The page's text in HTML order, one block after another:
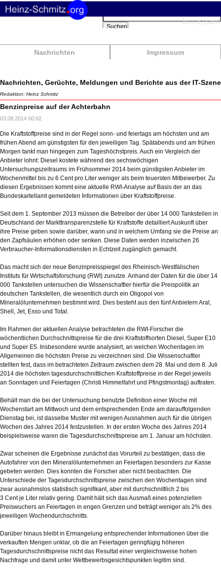
Nachrichten Impressum
Suchbegriffe
Suchen
Nachrichten, Gerüchte, Meldungen und Berichte aus der IT-Szene
Redaktion: Heinz Schmitz
Benzinpreise auf der Achterbahn
03.08.2014 00:02
Die Kraftstoffpreise sind in der Regel sonn- und feiertags am höchsten und am
frühen Abend am günstigsten für den jeweiligen Tag. Spätabends und am frühen
Morgen tankt man hingegen zum Tageshöchstpreis. Auch ein Vergleich der
Anbieter lohnt: Diesel kostete während des sechswöchigen
Untersuchungszeitraums im Frühsommer 2014 beim günstigsten Anbieter im
Wochenmittel bis zu 6 Cent pro Liter weniger als beim teuersten Mitbewerber. Zu
diesen Ergebnissen kommt eine aktuelle RWI-Analyse auf Basis der an das
Bundeskartellamt gemeldeten Informationen über Kraftstoffpreise.
Seit dem 1. September 2013 müssen die Betreiber der über 14 000 Tankstellen in
Deutschland der Markttransparenzstelle für Kraftstoffe detailliert Auskunft über
ihre Preise geben sowie darüber, wann und in welchem Umfang sie die Preise an
den Zapfsäulen erhöhen oder senken. Diese Daten werden inzwischen 26
Verbraucher-Informationsdiensten in Echtzeit zugänglich gemacht.
Das macht sich der neue Benzinpreisspiegel des Rheinisch-Westfälischen
Instituts für Wirtschaftsforschung (RWI) zunutze. Anhand der Daten für die über 14
000 Tankstellen untersuchen die Wissenschaftler hierfür die Preispolitik an
deutschen Tankstellen, die wesentlich durch ein Oligopol von
Mineralölunternehmen bestimmt wird. Dies besteht aus den fünf Anbietern Aral,
Shell, Jet, Esso und Total.
Im Rahmen der aktuellen Analyse betrachteten die RWI-Forscher die
wöchentlichen Durchschnittspreise für die drei Kraftstoffsorten Diesel, Super E10
und Super E5. Insbesondere wurde analysiert, an welchen Wochentagen im
Allgemeinen die höchsten Preise zu verzeichnen sind. Die Wissenschaftler
stellten fest, dass im betrachteten Zeitraum zwischen dem 28. Mai und dem 8. Juli
2014 die höchsten tagesdurchschnittlichen Kraftstoffpreise in der Regel jeweils
an Sonntagen und Feiertagen (Christi Himmelfahrt und Pfingstmontag) auftraten.
Behält man die bei der Untersuchung benutzte Definition einer Woche mit
Wochenstart am Mittwoch und dem entsprechenden Ende am darauffolgenden
Dienstag bei, ist dasselbe Muster mit wenigen Ausnahmen auch für die übrigen
Wochen des Jahres 2014 festzustellen. In der ersten Woche des Jahres 2014
beispielsweise waren die Tagesdurchschnittspreise am 1. Januar am höchsten.
Zwar scheinen die Ergebnisse zunächst das Vorurteil zu bestätigen, dass die
Autofahrer von den Mineralölunternehmen an Feiertagen besonders zur Kasse
gebeten werden. Dies konnten die Forscher aber nicht beobachten. Die
Unterschiede der Tagesdurchschnittspreise zwischen den Wochentagen sind
zwar ausnahmslos statistisch signifikant, aber mit durchschnittlich 2 bis
3 Cent je Liter relativ gering. Damit hält sich das Ausmaß eines potenziellen
Preiswuchers an Feiertagen in engen Grenzen und beträgt weniger als 2% des
jeweiligen Wochendurchschnitts.
Darüber hinaus bleibt in Ermangelung entsprechender Informationen über die
verkauften Mengen unklar, ob die an Feiertagen geringfügig höheren
Tagesdurchschnittspreise nicht das Resultat einer vergleichsweise hohen
Nachfrage und damit unter Wettbewerbsgesichtspunkten legitim sind.